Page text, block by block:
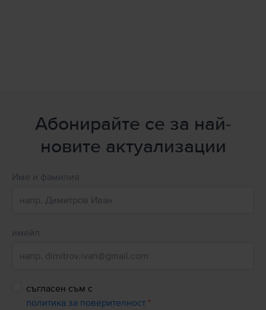
Абонирайте се за най-
новите актуализации
Име и фамилия
имейл
съгласен съм с
политика за поверителност *